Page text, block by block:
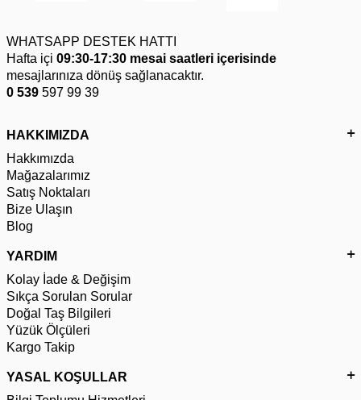
WHATSAPP DESTEK HATTI
Hafta içi 09:30-17:30 mesai saatleri içerisinde
mesajlarınıza dönüş sağlanacaktır.
0 539 597 99 39
HAKKIMIZDA
Hakkımızda
Mağazalarımız
Satış Noktaları
Bize Ulaşın
Blog
YARDIM
Kolay İade & Değişim
Sıkça Sorulan Sorular
Doğal Taş Bilgileri
Yüzük Ölçüleri
Kargo Takip
YASAL KOŞULLAR